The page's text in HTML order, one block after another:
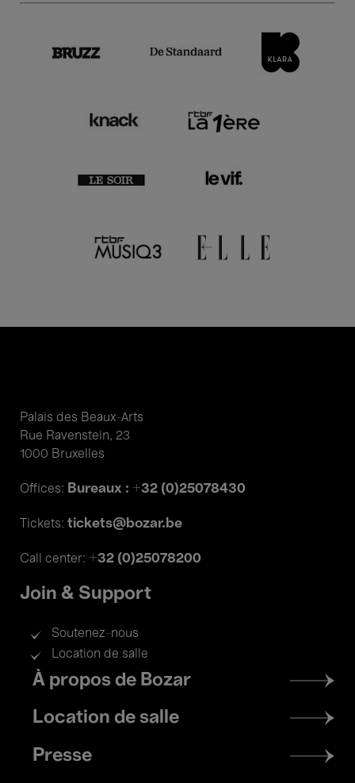
Palais des Beaux-Arts
Rue Ravenstein, 23
1000 Bruxelles
Offices: Bureaux : +32 (0)25078430
Tickets: tickets@bozar.be
Call center: +32 (0)25078200
Join & Support
Soutenez-nous
Location de salle
Footer
menu
À propos de Bozar
Location de salle
Presse